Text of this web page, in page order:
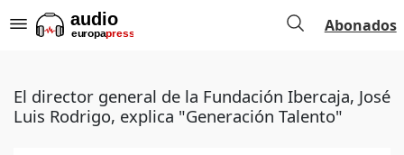
Abonados
El director general de la Fundación Ibercaja, José
Luis Rodrigo, explica "Generación Talento"